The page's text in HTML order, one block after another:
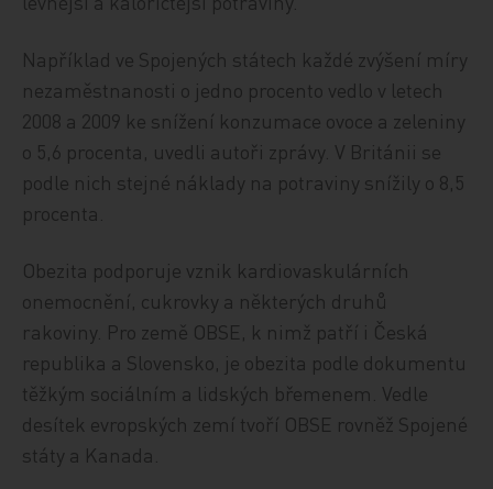
Například ve Spojených státech každé zvýšení míry
nezaměstnanosti o jedno procento vedlo v letech
2008 a 2009 ke snížení konzumace ovoce a zeleniny
o 5,6 procenta, uvedli autoři zprávy. V Británii se
podle nich stejné náklady na potraviny snížily o 8,5
procenta.
Obezita podporuje vznik kardiovaskulárních
onemocnění, cukrovky a některých druhů
rakoviny. Pro země OBSE, k nimž patří i Česká
republika a Slovensko, je obezita podle dokumentu
těžkým sociálním a lidských břemenem. Vedle
desítek evropských zemí tvoří OBSE rovněž Spojené
státy a Kanada.